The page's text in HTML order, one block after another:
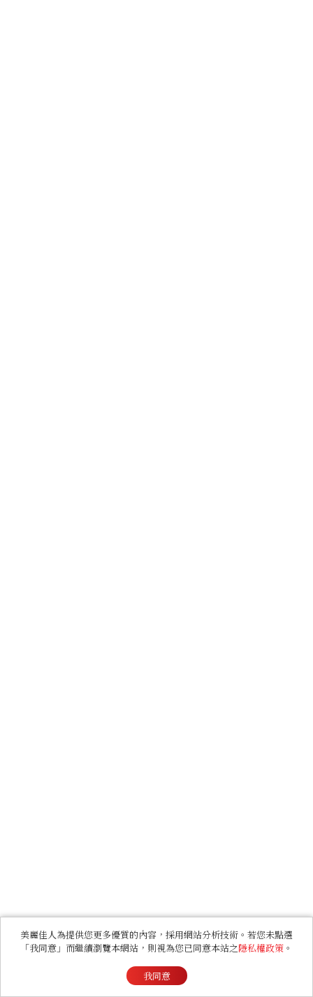
美麗佳人為提供您更多優質的內容，採用網站分析技術。若您未點選
「我同意」而繼續瀏覽本網站，則視為您已同意本站之隱私權政策 。
我同意